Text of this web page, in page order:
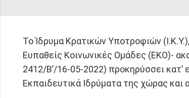
Το Ίδρυμα Κρατικών Υποτροφιών
Ευπαθείς Κοινωνικές Ομάδες (ΕΚΟ)-
2412/B’/16-05-2022) προκηρύσσει κατ’
Εκπαιδευτικά Ιδρύματα της χώρας